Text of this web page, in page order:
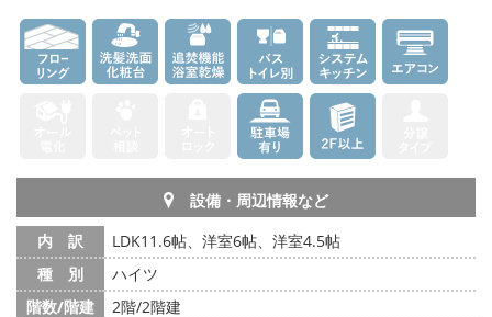
設備・周辺情報など
内 訳
LDK11.6帖、洋室6帖、洋室4.5帖
種 別
ハイツ
階数/階建
2階/2階建